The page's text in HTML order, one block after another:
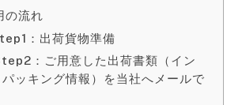
の流れ
：出荷貨物準備
：ご用意した出荷書類（イン
ッキング情報）を当社へメールで